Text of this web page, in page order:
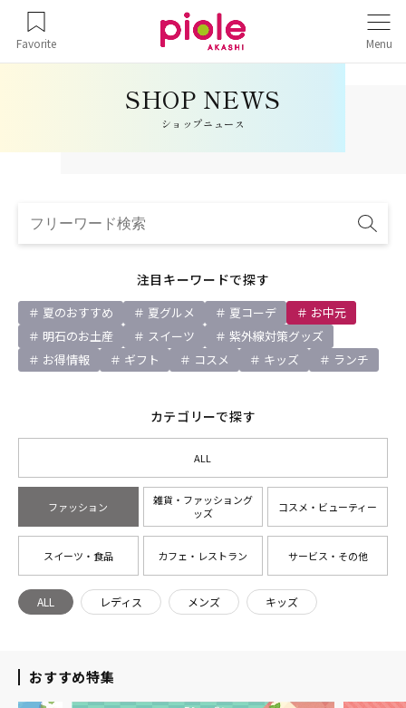
Favorite Menu
ショップニュース
注目キーワードで探す
夏のおすすめ 夏グルメ 夏コーデ
お中元
明石のお土産
スイーツ
紫外線対策グッズ
お得情報
ギフト コスメ キッズ ランチ
カテゴリーで探す
ALL
ファッション
雑貨・ファッショング
ッズ
コスメ・ビューティー
スイーツ・食品 カフェ・レストラン サービス・その他
ALL レディス メンズ キッズ
おすすめ特集